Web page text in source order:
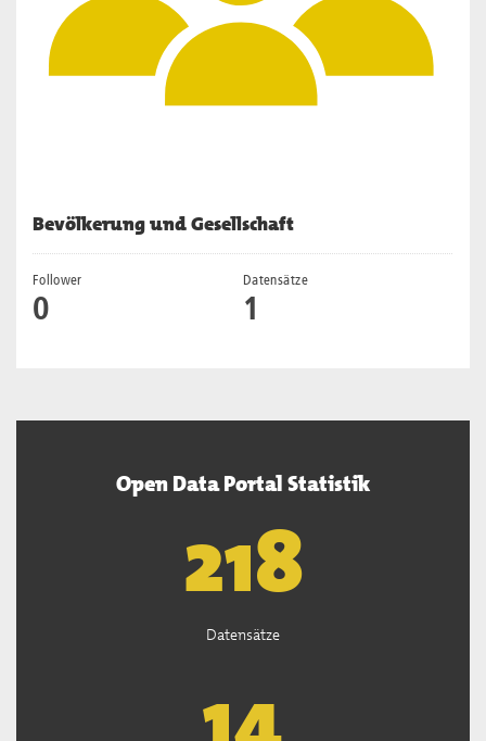
Bevölkerung und Gesellschaft
Follower
0
Datensätze
1
Open Data Portal Statistik
219
Datensätze